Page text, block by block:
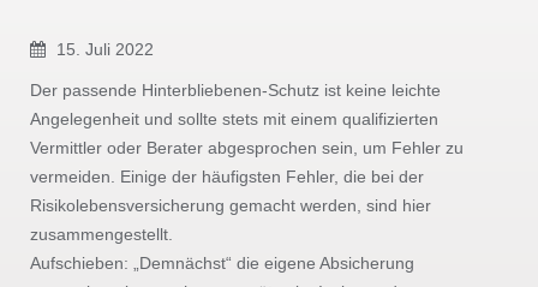
15. Juli 2022
Der passende Hinterbliebenen-Schutz ist keine leichte
Angelegenheit und sollte stets mit einem qualifizierten
Vermittler oder Berater abgesprochen sein, um Fehler zu
vermeiden. Einige der häufigsten Fehler, die bei der
Risikolebensversicherung gemacht werden, sind hier
zusammengestellt.
Aufschieben: „Demnächst“ die eigene Absicherung